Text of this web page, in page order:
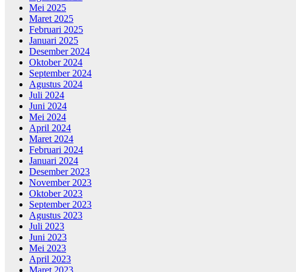
Mei 2025
Maret 2025
Februari 2025
Januari 2025
Desember 2024
Oktober 2024
September 2024
Agustus 2024
Juli 2024
Juni 2024
Mei 2024
April 2024
Maret 2024
Februari 2024
Januari 2024
Desember 2023
November 2023
Oktober 2023
September 2023
Agustus 2023
Juli 2023
Juni 2023
Mei 2023
April 2023
Maret 2023